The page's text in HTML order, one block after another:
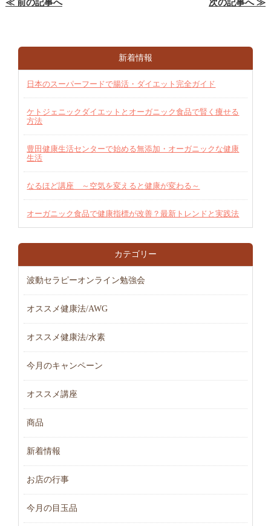
≪ 前の記事へ 次の記事へ ≫
新着情報
日本のスーパーフードで腸活・ダイエット完全ガイド
ケトジェニックダイエットとオーガニック食品で賢く痩せる
方法
豊田健康生活センターで始める無添加・オーガニックな健康
生活
なるほど講座 ～空気を変えると健康が変わる～
オーガニック食品で健康指標が改善？最新トレンドと実践法
カテゴリー
波動セラピーオンライン勉強会
オススメ健康法/AWG
オススメ健康法/水素
今月のキャンペーン
オススメ講座
商品
新着情報
お店の行事
今月の目玉品